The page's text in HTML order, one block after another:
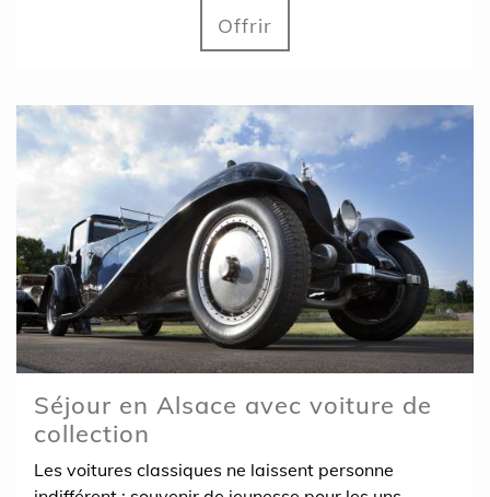
Offrir
Séjour en Alsace avec voiture de
collection
Les voitures classiques ne laissent personne